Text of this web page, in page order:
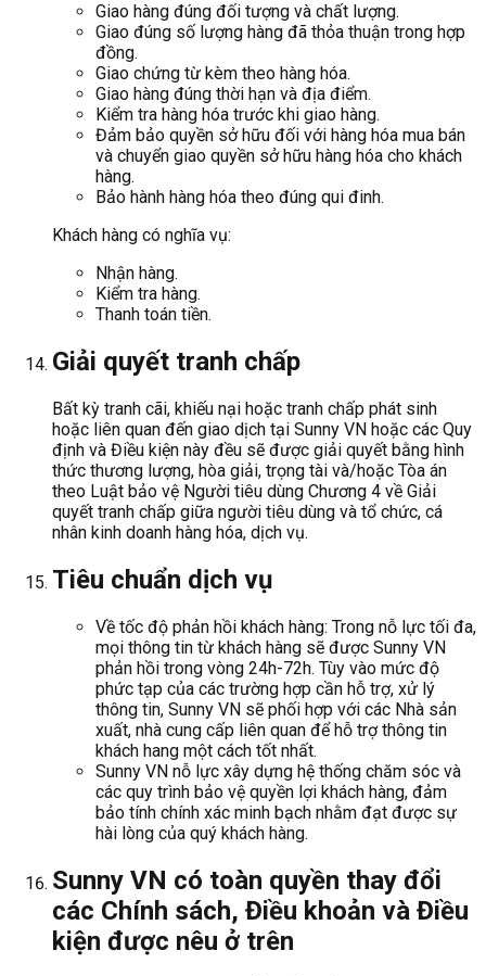
Giao hàng đúng đối tượng và chất lượng.
Giao đúng số lượng hàng đã thỏa thuận trong hợp
đồng.
Giao chứng từ kèm theo hàng hóa.
Giao hàng đúng thời hạn và địa điểm.
Kiểm tra hàng hóa trước khi giao hàng.
Đảm bảo quyền sở hữu đối với hàng hóa mua bán
và chuyển giao quyền sở hữu hàng hóa cho khách
hàng.
Bảo hành hàng hóa theo đúng qui đinh.
Khách hàng có nghĩa vụ:
Nhận hàng.
Kiểm tra hàng.
Thanh toán tiền.
Giải quyết tranh chấp
Bất kỳ tranh cãi, khiếu nại hoặc tranh chấp phát sinh
hoặc liên quan đến giao dịch tại Sunny VN hoặc các Quy
định và Điều kiện này đều sẽ được giải quyết bằng hình
thức thương lượng, hòa giải, trọng tài và/hoặc Tòa án
theo Luật bảo vệ Người tiêu dùng Chương 4 về Giải
quyết tranh chấp giữa người tiêu dùng và tổ chức, cá
nhân kinh doanh hàng hóa, dịch vụ.
Tiêu chuẩn dịch vụ
Về tốc độ phản hồi khách hàng: Trong nỗ lực tối đa,
mọi thông tin từ khách hàng sẽ được Sunny VN
phản hồi trong vòng 24h-72h. Tùy vào mức độ
phức tạp của các trường hợp cần hỗ trợ, xử lý
thông tin, Sunny VN sẽ phối hợp với các Nhà sản
xuất, nhà cung cấp liên quan để hỗ trợ thông tin
khách hang một cách tốt nhất.
Sunny VN nỗ lực xây dựng hệ thống chăm sóc và
các quy trình bảo vệ quyền lợi khách hàng, đảm
bảo tính chính xác minh bạch nhằm đạt được sự
hài lòng của quý khách hàng.
Sunny VN có toàn quyền thay đổi
các Chính sách, Điều khoản và Điều
kiện được nêu ở trên